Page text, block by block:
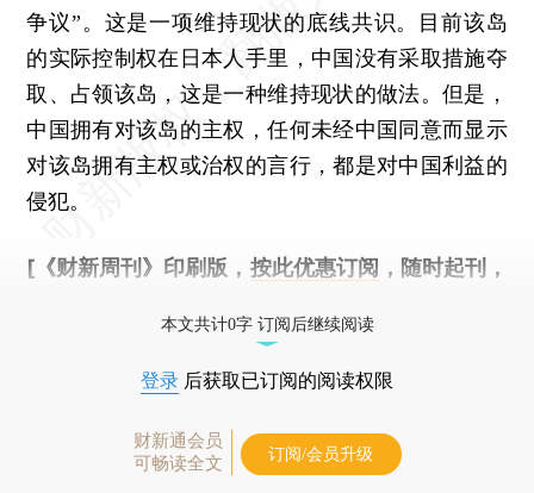
争议”。这是一项维持现状的底线共识。目前该岛
的实际控制权在日本人手里，中国没有采取措施夺
取、占领该岛，这是一种维持现状的做法。但是，
中国拥有对该岛的主权，任何未经中国同意而显示
对该岛拥有主权或治权的言行，都是对中国利益的
侵犯。
[《财新周刊》印刷版， 按此优惠订阅 ，随时起刊，
本文共计0字 订阅后继续阅读
登录 后获取已订阅的阅读权限
财新通会员
可畅读全文
订阅/会员升级